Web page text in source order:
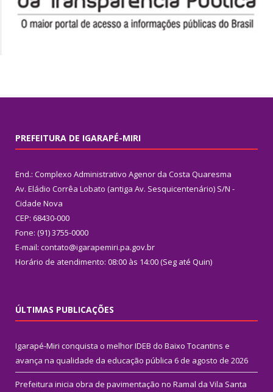
PREFEITURA DE IGARAPÉ-MIRI
End.: Complexo Administrativo Agenor da Costa Quaresma
Av. Eládio Corrêa Lobato (antiga Av. Sesquicentenário) S/N -
Cidade Nova
CEP: 68430-000
Fone: (91) 3755-0000
E-mail: contato@igarapemiri.pa.gov.br
Horário de atendimento: 08:00 às 14:00 (Seg até Quin)
ÚLTIMAS PUBLICAÇÕES
Igarapé-Miri conquista o melhor IDEB do Baixo Tocantins e
avança na qualidade da educação pública 6 de agosto de 2026
Prefeitura inicia obra de pavimentação no Ramal da Vila Santa